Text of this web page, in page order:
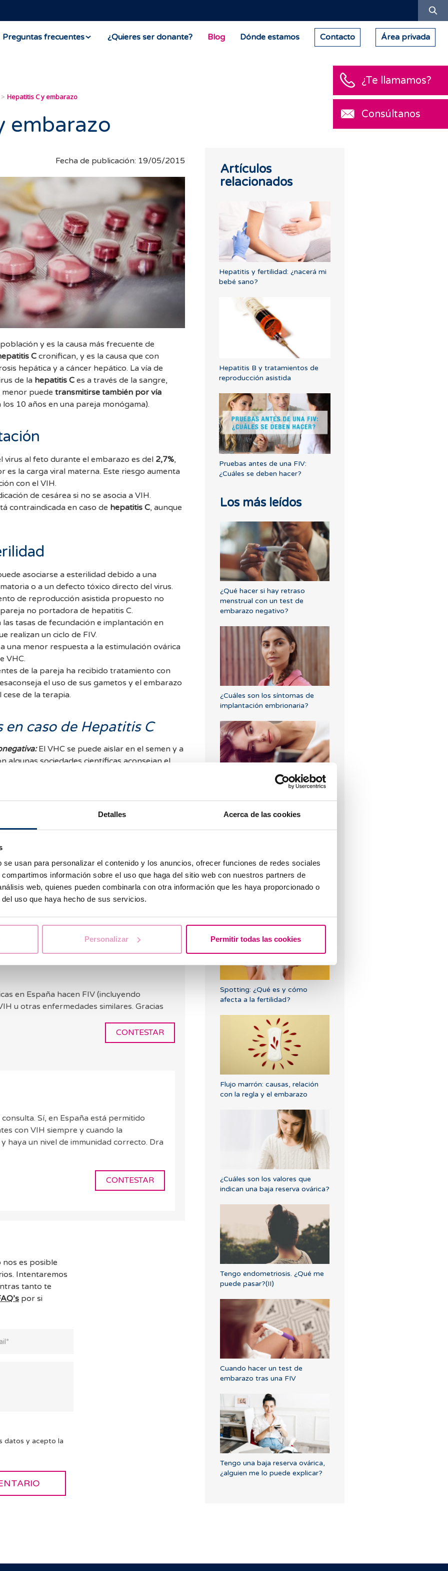
Detalles Acerca de las cookies
usan para personalizar el contenido y los anuncios, ofrecer funciones de redes sociales
información sobre el uso que haga del sitio web con nuestros partners de
web, quienes pueden combinarla con otra información que les haya proporcionado o
uso que haya hecho de sus servicios.
Personalizar Permitir todas las cookies
Preguntas frecuentes ¿Quieres ser donante? Blog Dónde estamos Contacto Área privada
Hepatitis C y embarazo
embarazo
Fecha de publicación: 19/05/2015
y es la causa más frecuente de
Ccronifican, y es la causa que con
y a cáncer hepático. La vía de
de la hepatitis C es a través de la sangre,
menor puede transmitirse también por vía
10 años en una pareja monógama).
virus al feto durante el embarazo es del 2,7%,
es la carga viral materna. Este riesgo aumenta
con el VIH.
de cesárea si no se asocia a VIH.
contraindicada en caso de hepatitis C, aunque
asociarse a esterilidad debido a una
o a un defecto tóxico directo del virus.
de reproducción asistida propuesto no
no portadora de hepatitis C.
las tasas de fecundación e implantación en
realizan un ciclo de FIV.
una menor respuesta a la estimulación ovárica
VHC.
de la pareja ha recibido tratamiento con
el uso de sus gametos y el embarazo
de la terapia.
en caso de Hepatitis C
El VHC se puede aislar en el semen y a
algunas sociedades científicas aconsejan el
cuando estas parejas no están buscando
asistida.
de
el riesgo de transmisión vertical y la
mujer se aconseja esperar a que se reúnan
a la descendencia y de progresión
·Ambos seropositivos:Las recomendaciones
varón seronegativo / mujer seropositiva.
en España hacen FIV (incluyendo
u otras enfermedades similares. Gracias
CONTESTAR
Sí, en España está permitido
con VIH siempre y cuando la
haya un nivel de immunidad correcto. Dra
CONTESTAR
nos es posible
Intentaremos
tanto te
por si
datos y acepto la
Artículos
relacionados
Hepatitis y fertilidad: ¿nacerá mi
bebé sano?
Hepatitis B y tratamientos de
reproducción asistida
Pruebas antes de una FIV:
¿Cuáles se deben hacer?
Los más leídos
¿Qué hacer si hay retraso
menstrual con un test de
embarazo negativo?
¿Cuáles son los síntomas de
implantación embrionaria?
¿Puedo quedar embarazada si
he tenido o tengo quistes en los
ovarios?
Spotting: ¿Qué es y cómo
afecta a la fertilidad?
Flujo marrón: causas, relación
con la regla y el embarazo
¿Cuáles son los valores que
indican una baja reserva ovárica?
Tengo endometriosis. ¿Qué me
puede pasar?(II)
Cuando hacer un test de
embarazo tras una FIV
Tengo una baja reserva ovárica,
¿alguien me lo puede explicar?
¿Te llamamos?
Consúltanos